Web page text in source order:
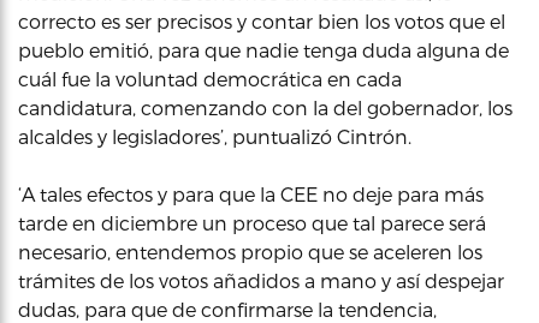
correcto es ser precisos y contar bien los votos que el
pueblo emitió, para que nadie tenga duda alguna de
cuál fue la voluntad democrática en cada
candidatura, comenzando con la del gobernador, los
alcaldes y legisladores’, puntualizó Cintrón.
‘A tales efectos y para que la CEE no deje para más
tarde en diciembre un proceso que tal parece será
necesario, entendemos propio que se aceleren los
trámites de los votos añadidos a mano y así despejar
dudas, para que de confirmarse la tendencia,